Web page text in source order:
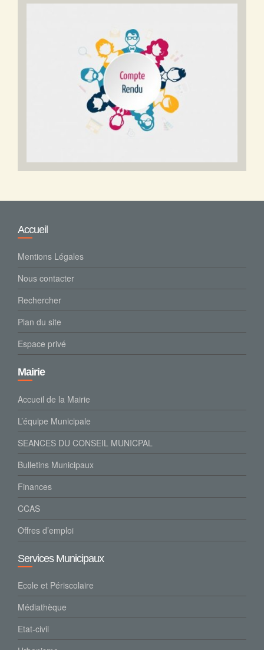
Accueil
Mentions Légales
Nous contacter
Rechercher
Plan du site
Espace privé
Mairie
Accueil de la Mairie
L’équipe Municipale
SEANCES DU CONSEIL MUNICPAL
Bulletins Municipaux
Finances
CCAS
Offres d’emploi
Services Municipaux
Ecole et Périscolaire
Médiathèque
Etat-civil